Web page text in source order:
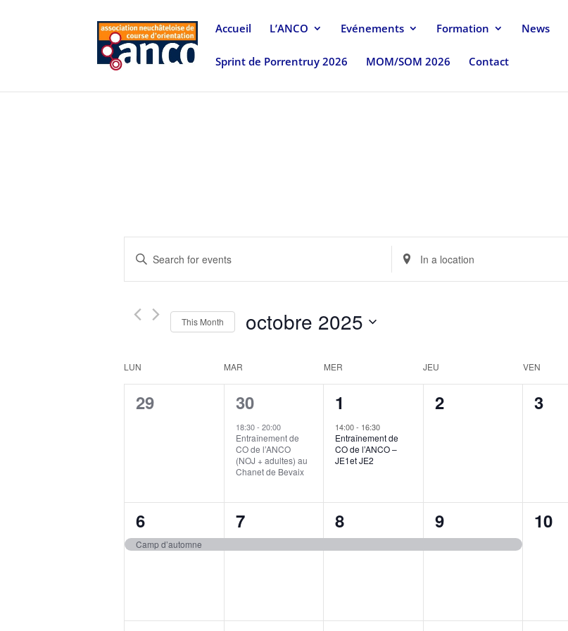
Accueil L’ANCO Evénements Formation News
Sprint de Porrentruy 2026 MOM/SOM 2026 Contact
Events
Search
and
Navigation
Enter
Keyword.
Search
Events
Enter
Location.
Search
This Month octobre 2025
Calendar
of
Events
LUN MAR MER JEU VEN
0
29
1
event,
30
18:30- 20:00
Entraînement de
CO de l’ANCO
(NOJ + adultes) au
Chanet de Bevaix
1
event,
1
14:00- 16:30
Entraînement de
CO de l’ANCO –
JE1et JE2
0
2
0
3
1
event,
6
Camp d’automne
1
event,
7
1
event,
8
1
event,
9
0
10